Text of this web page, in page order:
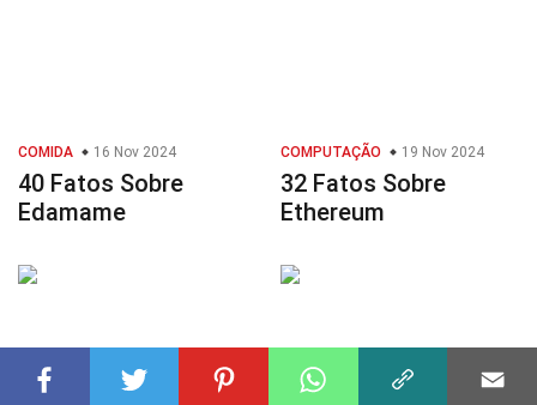
COMIDA 16 Nov 2024
40 Fatos Sobre
Edamame
COMPUTAÇÃO 19 Nov 2024
32 Fatos Sobre
Ethereum